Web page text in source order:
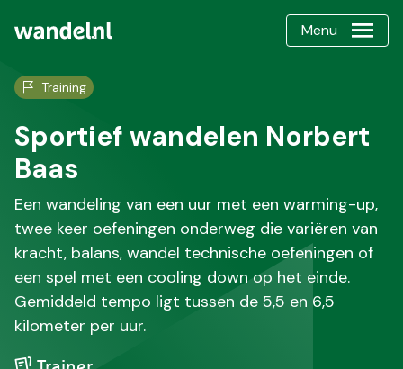
Menu
Training
Sportief wandelen Norbert
Baas
Een wandeling van een uur met een warming-up,
twee keer oefeningen onderweg die variëren van
kracht, balans, wandel technische oefeningen of
een spel met een cooling down op het einde.
Gemiddeld tempo ligt tussen de 5,5 en 6,5
kilometer per uur.